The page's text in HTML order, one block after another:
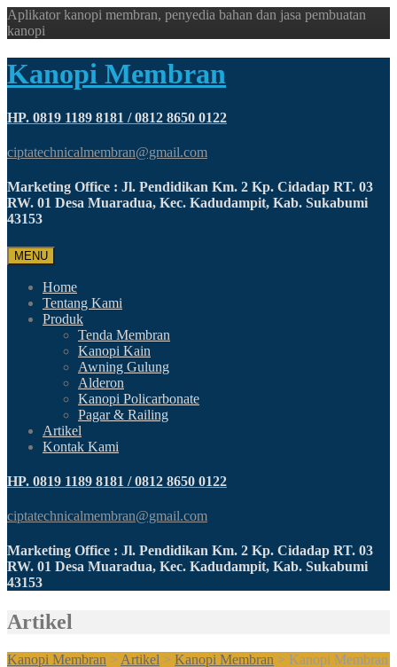
Aplikator kanopi membran, penyedia bahan dan jasa pembuatan
kanopi
Kanopi Membran
HP. 0819 1189 8181 / 0812 8650 0122
ciptatechnicalmembran@gmail.com
Marketing Office : Jl. Pendidikan Km. 2 Kp. Cidadap RT. 03
RW. 01 Desa Muaradua, Kec. Kadudampit, Kab. Sukabumi
43153
MENU
Home
Tentang Kami
Produk
Tenda Membran
Kanopi Kain
Awning Gulung
Alderon
Kanopi Policarbonate
Pagar & Railing
Artikel
Kontak Kami
HP. 0819 1189 8181 / 0812 8650 0122
ciptatechnicalmembran@gmail.com
Marketing Office : Jl. Pendidikan Km. 2 Kp. Cidadap RT. 03
RW. 01 Desa Muaradua, Kec. Kadudampit, Kab. Sukabumi
43153
Artikel
Kanopi Membran > Artikel > Kanopi Membran > Kanopi Membran